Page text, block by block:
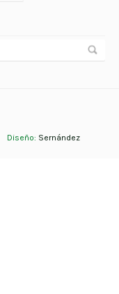
Diseño: Sernández